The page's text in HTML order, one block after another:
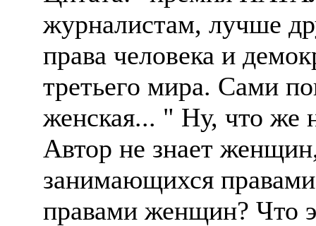
журналистам, лучше
права человека и
третьего мира. Сами
женская... " Ну, что же
Автор не знает
занимающихся
правами женщин? Что